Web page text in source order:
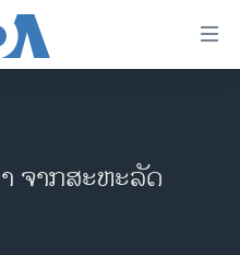
ຈາກສະຫະລັດ